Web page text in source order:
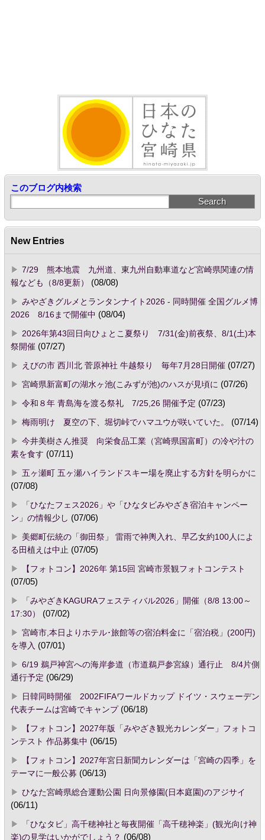
このブログ内検索
New Entries
7/29 熊本地震 九州道、東九州自動車道など宮崎県関連の情
報なども（8/8更新）
(08/08)
みやざきグルメとランタンナイト2026 - 同時開催 全国グルメ博
2026 8/16まで開催中 (08/04)
2026年第43回日向ひょとこ夏祭り 7/31(金)前夜祭、8/1(土)本
祭開催(07/27)
えびの市 西川北 菅原神社 牛越祭り 毎年7月28日開催(07/27)
宮崎県新富町の湖水ヶ池(こみずが池)のハスが見頃に (07/26)
令和８年 青島海を渡る祭礼 7/25,26 開催予定 (07/23)
梅雨明け 夏空の下、堀切峠でハマユウが咲いていた。
(07/14)
今井美樹さん推奨 向栄食品工業（宮崎県国富町）の冷や汁の
素を食す (07/11)
五ヶ瀬町 五ヶ瀬ハイランドスキー場を廃止する方針を明らかに
(07/08)
「ひなたフェス2026」や「ひなタビみやざき宿泊キャンペー
ン」の情報少し (07/06)
美郷町伝統の「御田祭」 雷雨で神輿入れ、早乙女約100人によ
る田植えは中止 (07/05)
【フォトコン】2026年 第15回 宮崎市景観フォトコンテスト
(07/05)
「みやざきKAGURAフェスティバル2026」開催（8/8 13:00～
17:30）
(07/02)
宮崎市,本日よりホテル･旅館等の宿泊料金に「宿泊税」(200円)
を導入 (07/01)
6/19 鵜戸神宮への海岸参道（市道鵜戸参宮線）通行止 8/4片側
通行予定 (06/29)
日韓同時開催 2002FIFAワールドカップ ドイツ・スウェーデン
代表チームは宮崎でキャンプ(06/18)
【フォトコン】2027年版「みやざき観光カレンダー」フォトコ
ンテスト 作品募集中 (06/15)
【フォトコン】2027年宮日新聞カレンダーは「宮崎の四季」を
テーマに一般公募 (06/13)
ひなた宮崎県総合運動公園 日向景修園(日本庭園)のアジサイ
(06/11)
「ひなタビ」高千穂神社と毎夜開催「高千穂神楽」(観光向け神
楽)の見学はいかがでしょう？ (06/08)